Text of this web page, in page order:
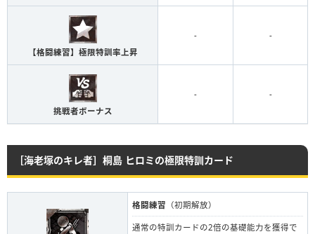
【格闘練習】極限特訓率上昇
- -
挑戦者ボーナス
- -
［海老塚のキレ者］桐島 ヒロミの極限特訓カード
格闘練習 （初期解放）
通常の特訓カードの2倍の基礎能力を獲得で